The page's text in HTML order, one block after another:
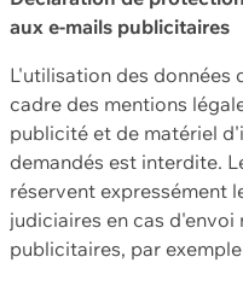
aux e-mails publicitaires
L'utilisation des données
cadre des mentions
publicité et de matériel
demandés est interdite.
réservent expressément
judiciaires en cas
publicitaires, par